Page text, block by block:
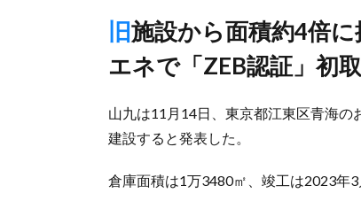
旧施設から面積約4倍に拡張し23年3月竣工予定、省エネ・創
エネで「ZEB認証」初
山九は11月14日、東京都江東区青海
建設すると発表した。
倉庫面積は1万3480㎡、竣工は2023年3